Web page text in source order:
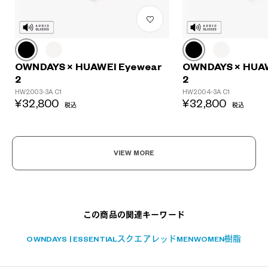
OWNDAYS × HUAWEI Eyewear
2
HW2003-3A C1
¥32,800 税込
OWNDAYS ×
2
HW2004-3A C1
¥32,800 税込
VIEW MORE
この商品の関連キーワード
OWNDAYS | ESSENTIALスクエア レッド MENWOMEN樹脂